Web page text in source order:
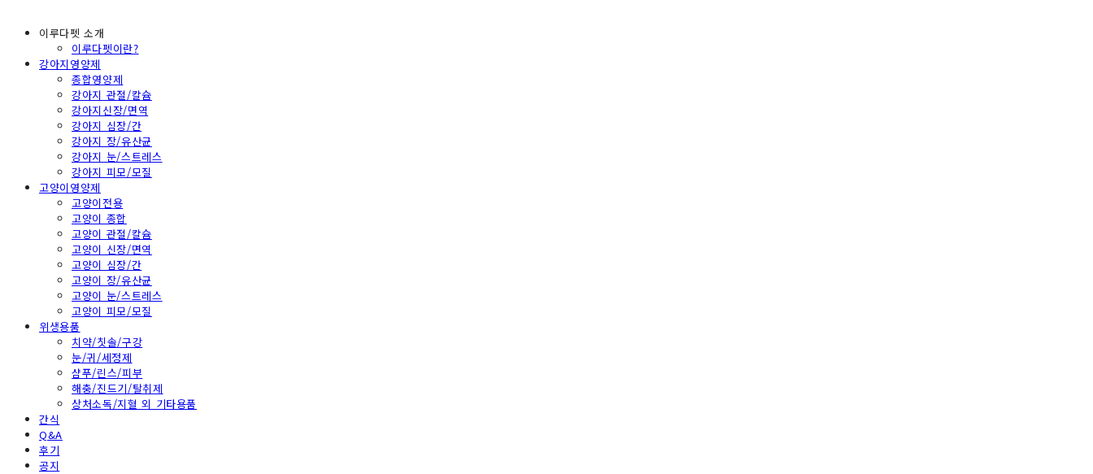
이루다펫 소개
이루다펫이란?
강아지영양제
종합영양제
강아지 관절/칼슘
강아지신장/면역
강아지 심장/간
강아지 장/유산균
강아지 눈/스트레스
강아지 피모/모질
고양이영양제
고양이전용
고양이 종합
고양이 관절/칼슘
고양이 신장/면역
고양이 심장/간
고양이 장/유산균
고양이 눈/스트레스
고양이 피모/모질
위생용품
치약/칫솔/구강
눈/귀/세정제
샴푸/린스/피부
해충/진드기/탈취제
상처소독/지혈 외 기타용품
간식
Q&A
후기
공지